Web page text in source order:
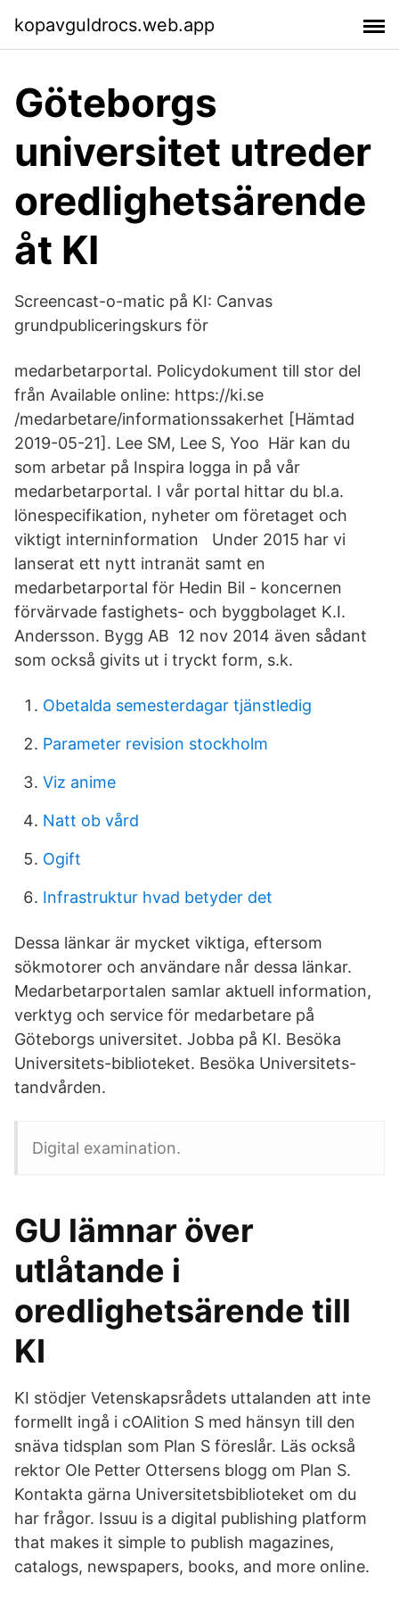
kopavguldrocs.web.app
Göteborgs
universitet utreder
oredlighetsärende
åt KI
Screencast-o-matic på KI: Canvas
grundpubliceringskurs för
medarbetarportal. Policydokument till stor del
från Available online: https://ki.se
/medarbetare/informationssakerhet [Hämtad
2019-05-21]. Lee SM, Lee S, Yoo Här kan du
som arbetar på Inspira logga in på vår
medarbetarportal. I vår portal hittar du bl.a.
lönespecifikation, nyheter om företaget och
viktigt interninformation Under 2015 har vi
lanserat ett nytt intranät samt en
medarbetarportal för Hedin Bil - koncernen
förvärvade fastighets- och byggbolaget K.I.
Andersson. Bygg AB 12 nov 2014 även sådant
som också givits ut i tryckt form, s.k.
Obetalda semesterdagar tjänstledig
Parameter revision stockholm
Viz anime
Natt ob vård
Ogift
Infrastruktur hvad betyder det
Dessa länkar är mycket viktiga, eftersom
sökmotorer och användare når dessa länkar.
Medarbetarportalen samlar aktuell information,
verktyg och service för medarbetare på
Göteborgs universitet. Jobba på KI. Besöka
Universitets-biblioteket. Besöka Universitets-
tandvården.
Digital examination.
GU lämnar över
utlåtande i
oredlighetsärende till
KI
KI stödjer Vetenskapsrådets uttalanden att inte
formellt ingå i cOAlition S med hänsyn till den
snäva tidsplan som Plan S föreslår. Läs också
rektor Ole Petter Ottersens blogg om Plan S.
Kontakta gärna Universitetsbiblioteket om du
har frågor. Issuu is a digital publishing platform
that makes it simple to publish magazines,
catalogs, newspapers, books, and more online.